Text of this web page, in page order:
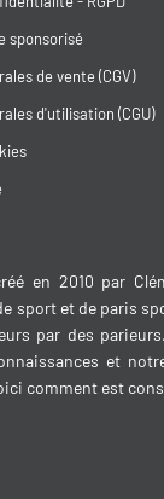
sponsorisé
de vente (CGV)
d'utilisation (CGU)
en 2010 par
sport et de paris
par des
et
comment est